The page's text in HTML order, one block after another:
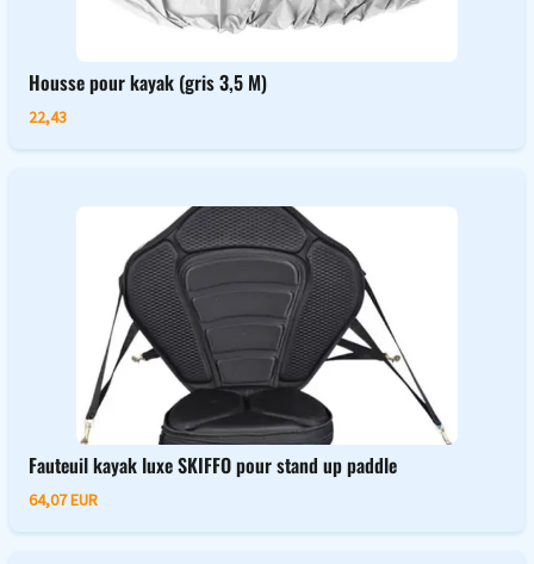
Housse pour kayak (gris 3,5 M)
22,43
Fauteuil kayak luxe SKIFFO pour stand up paddle
64,07 EUR